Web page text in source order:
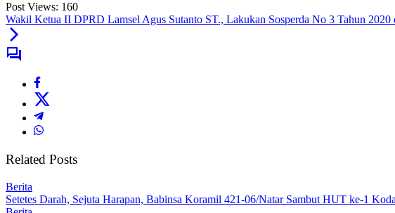
Post Views: 160
Wakil Ketua II DPRD Lamsel Agus Sutanto ST., Lakukan Sosperda No 3 Tahun
Related Posts
Berita
Setetes Darah, Sejuta Harapan, Babinsa Koramil 421-06/Natar Sambut HUT ke-1